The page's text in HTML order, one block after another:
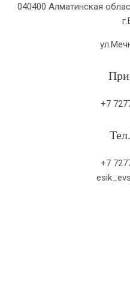
040400 Алматинская
+7
+7